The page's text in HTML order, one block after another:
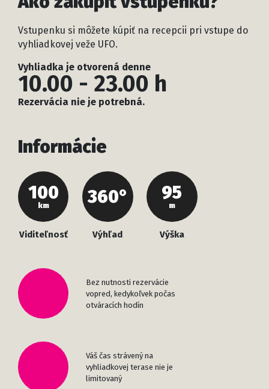
Vstupenku si môžete kúpiť na recepcii pri vstupe do
vyhliadkovej veže UFO.
Vyhliadka je otvorená denne
10.00 - 23.00 h
Rezervácia nie je potrebná.
Informácie
100
km
Viditeľnosť
360°
Výhľad
95
m
Výška
Bez nutnosti rezervácie
vopred, kedykoľvek počas
otváracích hodín
Váš čas strávený na
vyhliadkovej terase nie je
limitovaný